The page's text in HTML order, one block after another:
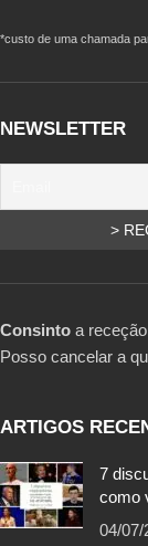
*custo de uma chamada
NEWSLETTER
Consinto a
Posso cancelar a
ARTIGOS
7
como
04/07/